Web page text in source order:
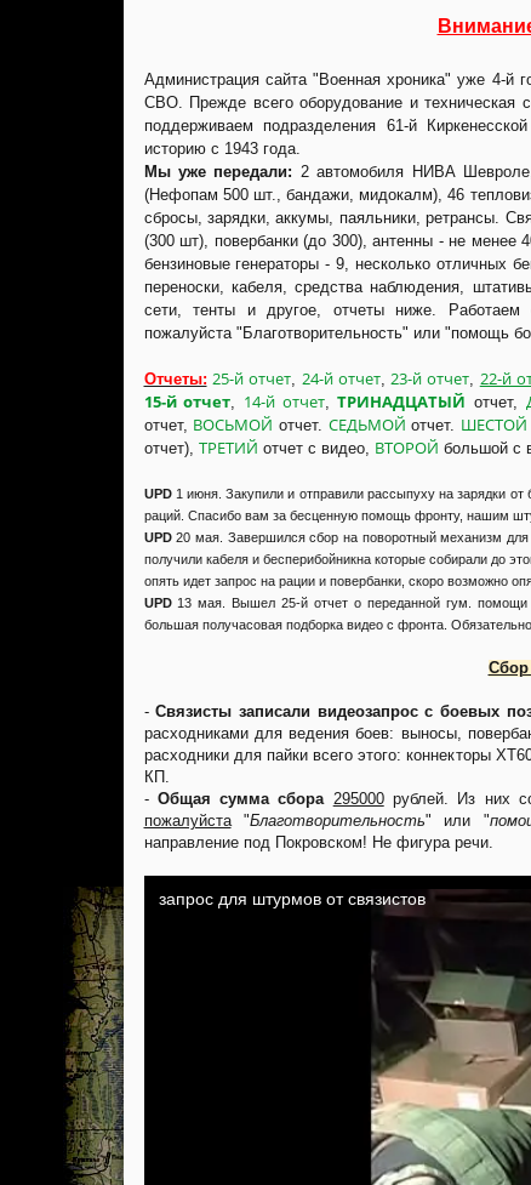
Администрация сайта "Военная хроника" уже 4-
СВО. Прежде всего оборудование и
поддерживаем подразделения 61-й
историю с 1943 года.
Мы уже передали: 2 автомобиля НИВА
(Нефопам 500 шт., бандажи, мидокалм), 46
сбросы, зарядки, аккумы, паяльники, ретрансы.
(300 шт), повербанки (до 300), антенны - не менее
бензиновые генераторы - 9, несколько отличных
переноски, кабеля, средства наблюдения,
сети, тенты и другое, отчеты ниже.
пожалуйста "Благотворительность" или "помощь
Отчеты: 25-й отчет, 24-й отчет,23-й отчет, 22-й
15-й отчет, 14-й отчет,ТРИНАДЦАТЫЙ отчет,
отчет, ВОСЬМОЙ отчет. СЕДЬМОЙ отчет. ШЕСТОЙ
отчет), ТРЕТИЙ отчет с видео, ВТОРОЙ большой с
UPD 1 июня. Закупили и отправили рассыпуху на зарядки
раций. Спасибо вам за бесценную помощь фронту, нашим
UPD20 мая. Завершился сбор на поворотный механизм
получили кабеля и бесперибойникна которые собирали до
опять идет запрос на рации и повербанки, скоро возможно
UPD 13 мая. Вышел 25-й отчет о переданной гум.
большая получасовая подборка видео с фронта. Обязательно
Сбор
-Связисты записали видеозапрос с боевых
расходниками для ведения боев: выносы,
расходники для пайки всего этого: коннекторы
КП.
- Общая сумма сбора 295000рублей. Из них
пожалуйста"Благотворительность" или "
направление под Покровском! Не фигура речи.